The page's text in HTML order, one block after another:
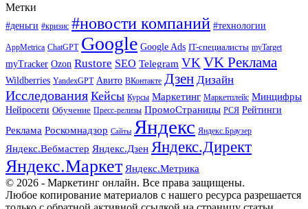
Метки
#деньги #кризис #новости компаний #технологии
AppMetrica ChatGPT Google Google Ads IT-специалисты myTarget
myTracker Ozon Rustore SEO Telegram VK VK Реклама
Wildberries YandexGPT Авито ВКонтакте Дзен Дизайн
Исследования Кейсы Курсы Маркетинг Маркетплейс Минцифры
Нейросети Обучение Пресс-релизы ПромоСтраницы РСЯ Рейтинги
Реклама Роскомнадзор Сайты Яндекс Яндекс.Браузер
Яндекс.Вебмастер Яндекс.Дзен Яндекс.Директ
Яндекс.Маркет Яндекс.Метрика
© 2026 - Маркетинг онлайн. Все права защищены.
Любое копирование материалов с нашего ресурса разрешается